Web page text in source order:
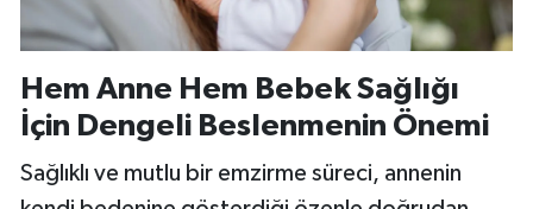
Hem Anne Hem Bebek Sağlığı
İçin Dengeli Beslenmenin Önemi
Sağlıklı ve mutlu bir emzirme süreci, annenin